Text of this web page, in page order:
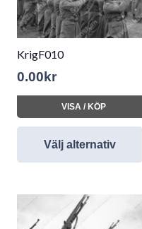
KrigF010
0.00kr
VISA / KÖP
Välj alternativ